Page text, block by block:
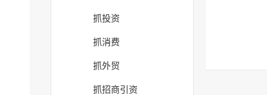
抓投资
抓消费
抓外贸
抓招商引资